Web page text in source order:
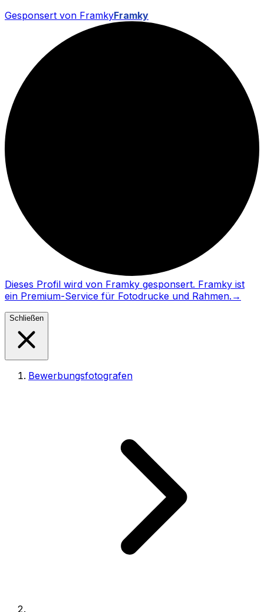
Gesponsert von FramkyFramky
Dieses Profil wird von Framky gesponsert. Framky ist
ein Premium-Service für Fotodrucke und Rahmen. →
Schließen
Bewerbungsfotografen